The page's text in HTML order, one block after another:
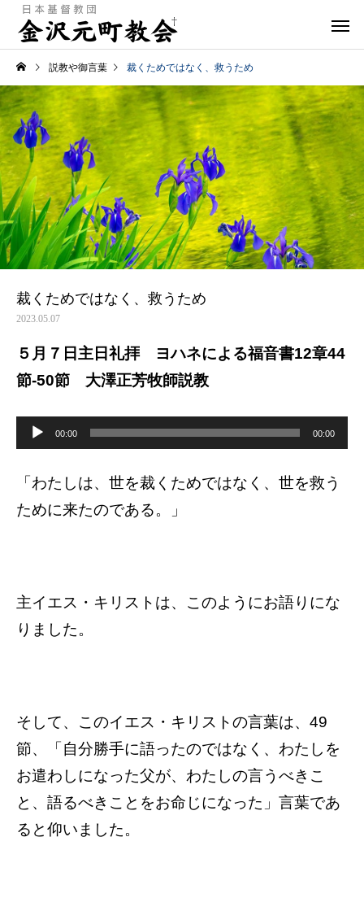
説教や御言葉 裁くためではなく、救うため
裁くためではなく、救うため
2023.05.07
５月７日主日礼拝 ヨハネによる福音書12章44
節-50節 大澤正芳牧師説教
ヤ
00:00 00:00
「わたしは、世を裁くためではなく、世を救う
ために来たのである。」
主イエス・キリストは、このようにお語りにな
りました。
そして、このイエス・キリストの言葉は、49
節、「自分勝手に語ったのではなく、わたしを
お遣わしになった父が、わたしの言うべきこ
と、語るべきことをお命じになった」言葉であ
ると仰いました。